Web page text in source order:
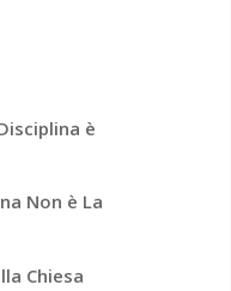
è
Non è La
Chiesa